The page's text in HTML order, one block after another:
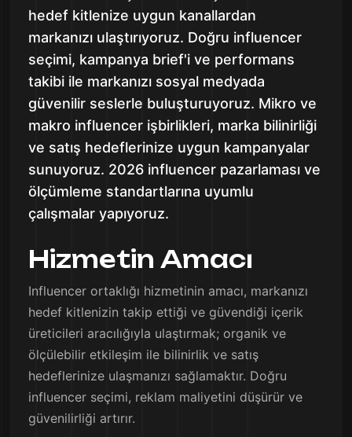
hedef kitlenize uygun kanallardan
markanızı ulaştırıyoruz. Doğru influencer
seçimi, kampanya brief'i ve performans
takibi ile markanızı sosyal medyada
güvenilir seslerle buluşturuyoruz. Mikro ve
makro influencer işbirlikleri, marka bilinirliği
ve satış hedeflerinize uygun kampanyalar
sunuyoruz. 2026 influencer pazarlaması ve
ölçümleme standartlarına uyumlu
çalışmalar yapıyoruz.
Hizmetin Amacı
Influencer ortaklığı hizmetinin amacı, markanızı
hedef kitlenizin takip ettiği ve güvendiği içerik
üreticileri aracılığıyla ulaştırmak; organik ve
ölçülebilir etkileşim ile bilinirlik ve satış
hedeflerinize ulaşmanızı sağlamaktır. Doğru
influencer seçimi, reklam maliyetini düşürür ve
güvenilirliği artırır.